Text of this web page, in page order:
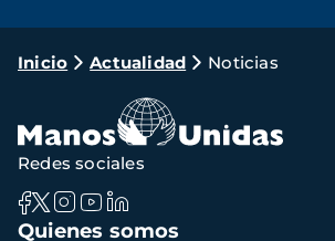
Ruta
navegación
Inicio Actualidad Noticias
Navegación
Quienes somos
Redes sociales